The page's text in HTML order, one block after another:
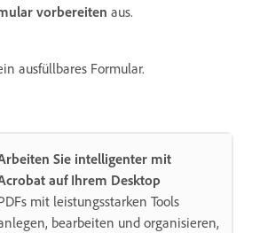
vorbereiten aus.
ausfüllbares Formular.
Sie intelligenter mit
auf Ihrem Desktop
mit leistungsstarken Tools
bearbeiten und organisieren,